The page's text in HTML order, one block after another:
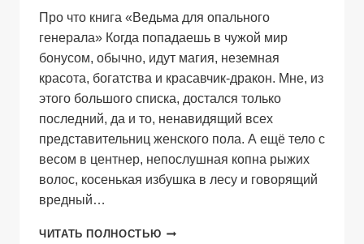
Про что книга «Ведьма для опального
генерала» Когда попадаешь в чужой мир
бонусом, обычно, идут магия, неземная
красота, богатства и красавчик-дракон. Мне, из
этого большого списка, достался только
последний, да и то, ненавидящий всех
представительниц женского пола. А ещё тело с
весом в центнер, непослушная копна рыжих
волос, косенькая избушка в лесу и говорящий
вредный…
ЧИТАТЬ ПОЛНОСТЬЮ ВЕДЬМА